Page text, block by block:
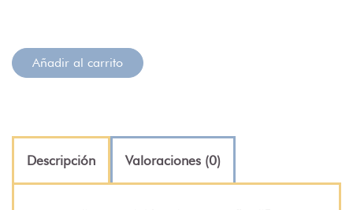
Añadir al carrito
Descripción Valoraciones (0)